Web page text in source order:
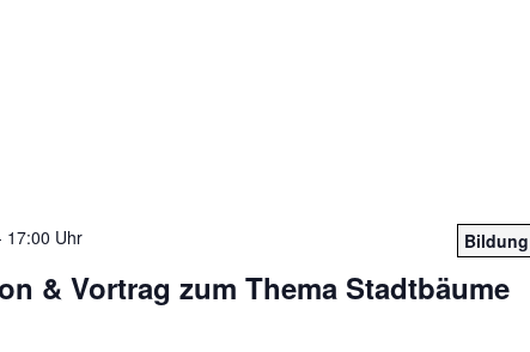
17:00 Uhr Bildung
& Vortrag zum Thema Stadtbäume